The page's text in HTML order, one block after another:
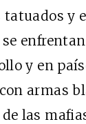
tatuados y
y en
armas
las